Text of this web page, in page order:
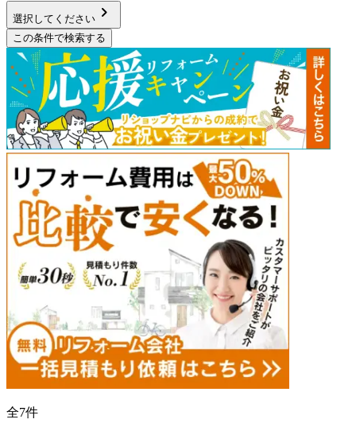
選択してください chevron_right
この条件で検索する
全7件